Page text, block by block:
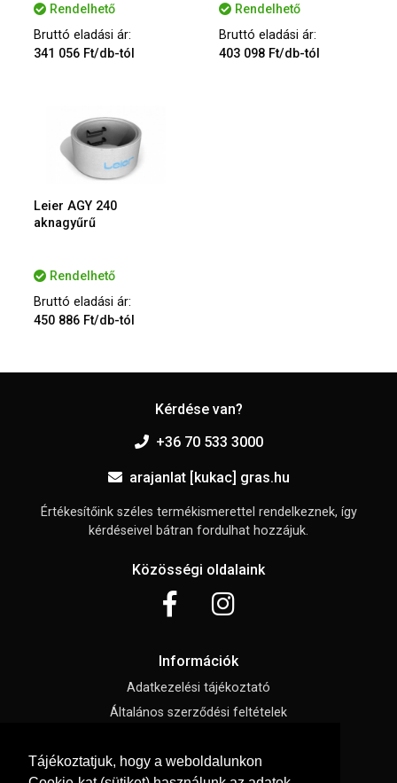
Tájékoztatjuk, hogy a weboldalunkon
Rendelhető
Bruttó eladási ár:
341 056 Ft/db-tól
Rendelhető
Bruttó eladási ár:
403 098 Ft/db-tól
Leier AGY 240
aknagyűrű
Rendelhető
Bruttó eladási ár:
450 886 Ft/db-tól
Kérdése van?
+36 70 533 3000
arajanlat [kukac] gras.hu
Értékesítőink széles termékismerettel rendelkeznek, így
kérdéseivel bátran fordulhat hozzájuk.
Közösségi oldalaink
Információk
Adatkezelési tájékoztató
Általános szerződési feltételek
Impresszum